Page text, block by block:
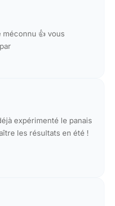
👍 vous
expérimenté le panais
les résultats en été !